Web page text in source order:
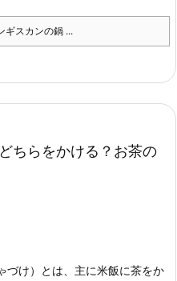
ギスカンの鍋 ...
ちらをかける？お茶の
づけ）とは、主に米飯に茶をか